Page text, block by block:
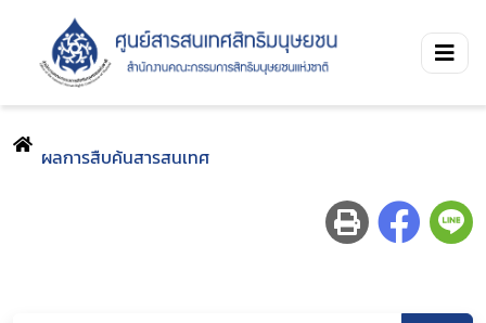
ผลการสืบค้นสารสนเทศ